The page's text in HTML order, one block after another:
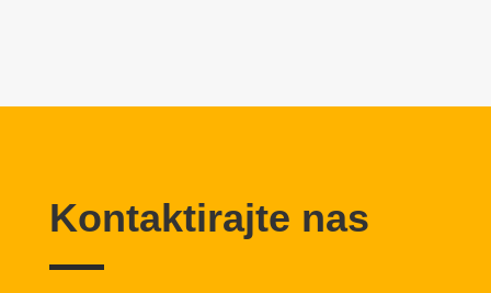
Kontaktirajte nas